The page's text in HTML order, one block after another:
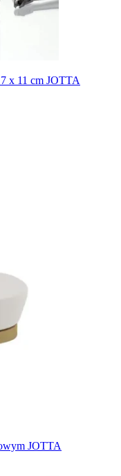
x 11 cm JOTTA
JOTTA